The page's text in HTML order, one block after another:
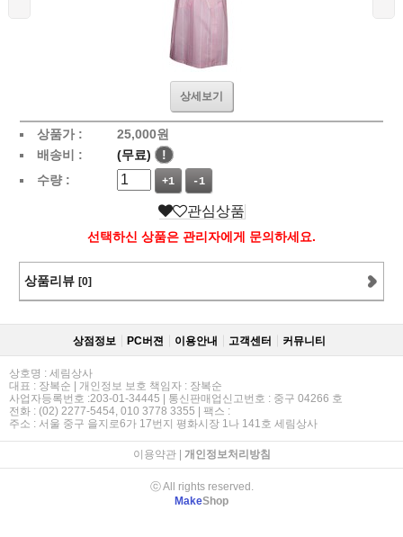
상세보기
상품가 : 25,000원
배송비 :
(무료)
!
수량 :
+1 -1
관심상품
선택하신 상품은 관리자에게 문의하세요.
상품리뷰 [0]
상점정보 PC버젼 이용안내 고객센터 커뮤니티
상호명 : 세림상사
대표 : 장복순 | 개인정보 보호 책임자 : 장복순
사업자등록번호 :203-01-34445 | 통신판매업신고번호 : 중구 04266 호
전화 : (02) 2277-5454, 010 3778 3355 | 팩스 :
주소 : 서울 중구 을지로6가 17번지 평화시장 1나 141호 세림상사
이용약관| 개인정보처리방침
ⓒ All rights reserved.
MakeShop